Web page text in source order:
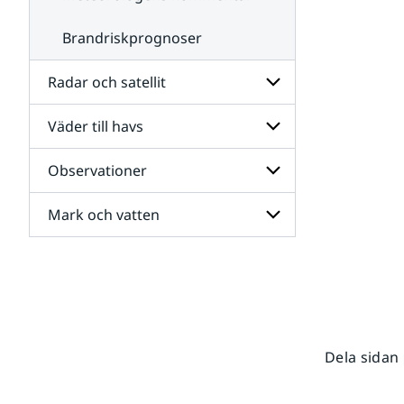
Brandriskprognoser
Radar och satellit
Undersidor
för
Radar
och
satellit
Väder till havs
Undersidor
för
Väder
till
havs
Observationer
Undersidor
för
Mark och vatten
Dela sidan